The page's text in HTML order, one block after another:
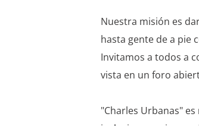
Nuestra misión es
hasta gente de a pie
Invitamos a todos a
vista en un foro
"Charles Urbanas"